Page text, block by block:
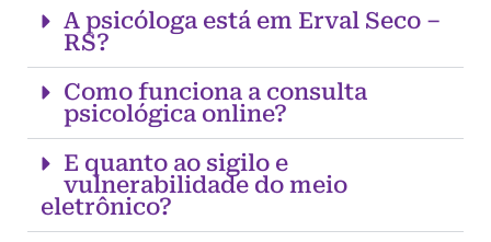
A psicóloga está em Erval Seco –
RS?
Como funciona a consulta
psicológica online?
E quanto ao sigilo e
vulnerabilidade do meio
eletrônico?